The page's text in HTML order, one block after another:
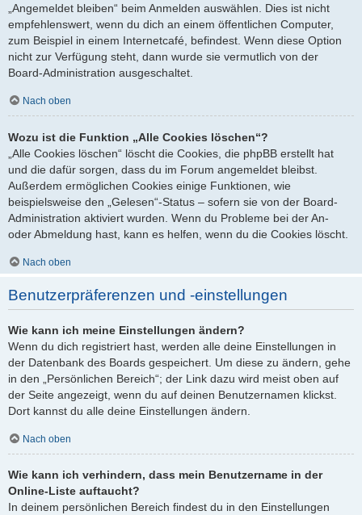
„Angemeldet bleiben“ beim Anmelden auswählen. Dies ist nicht
empfehlenswert, wenn du dich an einem öffentlichen Computer,
zum Beispiel in einem Internetcafé, befindest. Wenn diese Option
nicht zur Verfügung steht, dann wurde sie vermutlich von der
Board-Administration ausgeschaltet.
Nach oben
Wozu ist die Funktion „Alle Cookies löschen“?
„Alle Cookies löschen“ löscht die Cookies, die phpBB erstellt hat
und die dafür sorgen, dass du im Forum angemeldet bleibst.
Außerdem ermöglichen Cookies einige Funktionen, wie
beispielsweise den „Gelesen“-Status – sofern sie von der Board-
Administration aktiviert wurden. Wenn du Probleme bei der An-
oder Abmeldung hast, kann es helfen, wenn du die Cookies löscht.
Nach oben
Benutzerpräferenzen und -einstellungen
Wie kann ich meine Einstellungen ändern?
Wenn du dich registriert hast, werden alle deine Einstellungen in
der Datenbank des Boards gespeichert. Um diese zu ändern, gehe
in den „Persönlichen Bereich“; der Link dazu wird meist oben auf
der Seite angezeigt, wenn du auf deinen Benutzernamen klickst.
Dort kannst du alle deine Einstellungen ändern.
Nach oben
Wie kann ich verhindern, dass mein Benutzername in der
Online-Liste auftaucht?
In deinem persönlichen Bereich findest du in den Einstellungen